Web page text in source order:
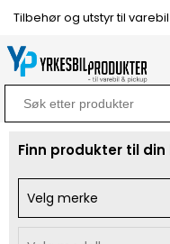
Tilbehør og utstyr til
Search
for:
Finn produkter til din